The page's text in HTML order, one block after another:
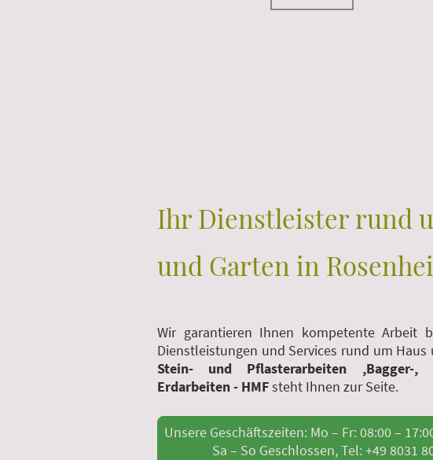
Ihr Dienstleister rund
und Garten in
Wir garantieren Ihnen kompetente Arbeit
Dienstleistungen und Services rund um Haus
Stein- und Pflasterarbeiten ,Bagger-,
Erdarbeiten - HMFsteht Ihnen zur Seite.
Unsere Geschäftszeiten: Mo – Fr:
Sa – So Geschlossen, Tel: +49 8031